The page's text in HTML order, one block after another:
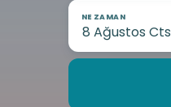
NE ZAMAN